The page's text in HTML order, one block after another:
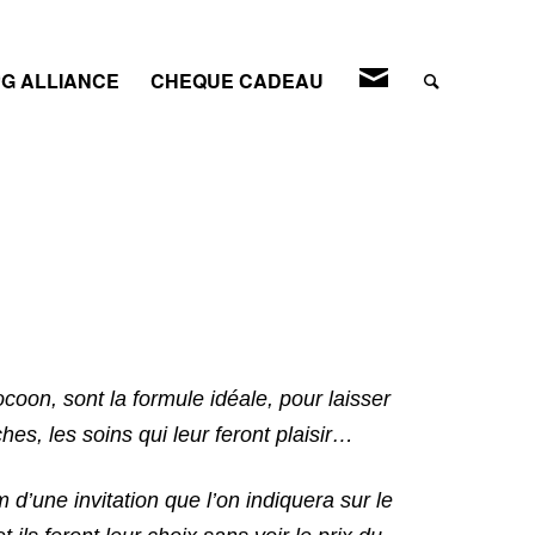
ALLIANCE CHEQUE CADEAU CONTACT
sont la formule idéale, pour laisser
les soins qui leur feront plaisir…
d’une invitation que l’on indiquera sur le